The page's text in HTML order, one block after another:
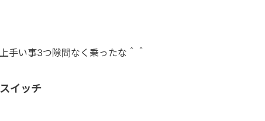
手い事3つ隙間なく乗ったな＾＾
イッチ